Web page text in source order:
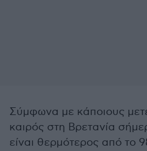
Σύμφωνα με κάποιους
καιρός στη Βρετανία
είναι θερμότερος από το